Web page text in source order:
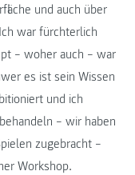
und auch über
war fürchterlich
– woher auch – war
es ist sein Wissen
und ich
– wir haben
zugebracht –
Workshop.